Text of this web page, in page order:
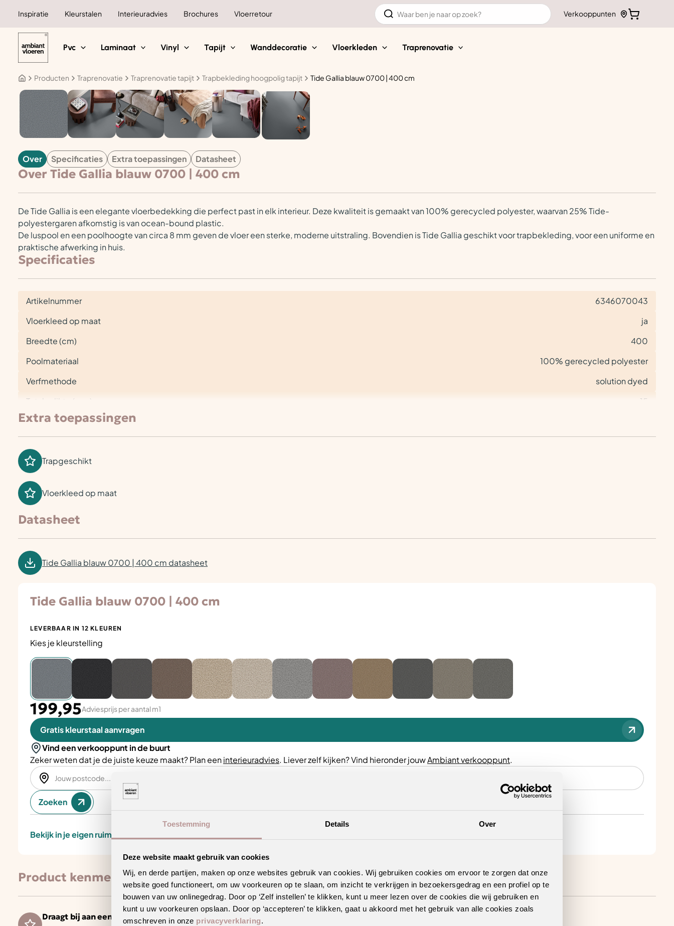
Toestemming Details Over
Deze website maakt gebruik van cookies
Wij, en derde partijen, maken op onze websites gebruik van cookies. Wij gebruiken cookies om ervoor te zorgen dat onze
website goed functioneert, om uw voorkeuren op te slaan, om inzicht te verkrijgen in bezoekersgedrag en een profiel op te
bouwen van uw onlinegedrag. Door op ‘Zelf instellen’ te klikken, kunt u meer lezen over de cookies die wij gebruiken en
kunt u uw voorkeuren opslaan. Door op ‘accepteren’ te klikken, gaat u akkoord met het gebruik van alle cookies zoals
omschreven in onze privacyverklaring.
Inspiratie Kleurstalen Interieuradvies Brochures Vloerretour
Zoeken
naar:
Verkooppunten
Pvc Laminaat Vinyl Tapijt Wanddecoratie Vloerkleden Traprenovatie
Producten Traprenovatie Traprenovatie tapijt Trapbekleding hoogpolig tapijt Tide Gallia blauw 0700 | 400 cm
TAPIJT
Over Specificaties Extra toepassingen Datasheet
Over Tide Gallia blauw 0700 | 400 cm
De Tide Gallia is een elegante vloerbedekking die perfect past in elk interieur. Deze kwaliteit is gemaakt van 100% gerecycled polyester, waarvan 25% Tide-
polyestergaren afkomstig is van ocean-bound plastic.
De luspool en een poolhoogte van circa 8 mm geven de vloer een sterke, moderne uitstraling. Bovendien is Tide Gallia geschikt voor trapbekleding, voor een uniforme en
praktische afwerking in huis.
Specificaties
Artikelnummer
6346070043
Vloerkleed op maat
ja
Breedte (cm)
400
Poolmateriaal
100% gerecycled polyester
Verfmethode
solution dyed
Totale dikte (mm)
15
Extra toepassingen
Trapgeschikt
Vloerkleed op maat
Datasheet
Tide Gallia blauw 0700 | 400 cm datasheet
Tide Gallia blauw 0700 | 400 cm
LEVERBAAR IN 12 KLEUREN
Kies je kleurstelling
199,95Adviesprijs per aantal m1
Gratis kleurstaal aanvragen
Vind een verkooppunt in de buurt
Zeker weten dat je de juiste keuze maakt? Plan eeninterieuradvies. Liever zelf kijken? Vind hieronder jouwAmbiant verkooppunt.
Zoeken
Bekijk in je eigen ruimte
Product kenmerken
Draagt bij aan een gezonder binnenklimaat